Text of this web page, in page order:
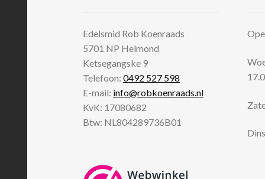
Edelsmid Rob Koenraads
5701 NP Helmond
Ketsegangske 9
Telefoon:0492 527 598
E-mail: info@robkoenraads.nl
KvK: 17080682
Btw: NL804289736B01